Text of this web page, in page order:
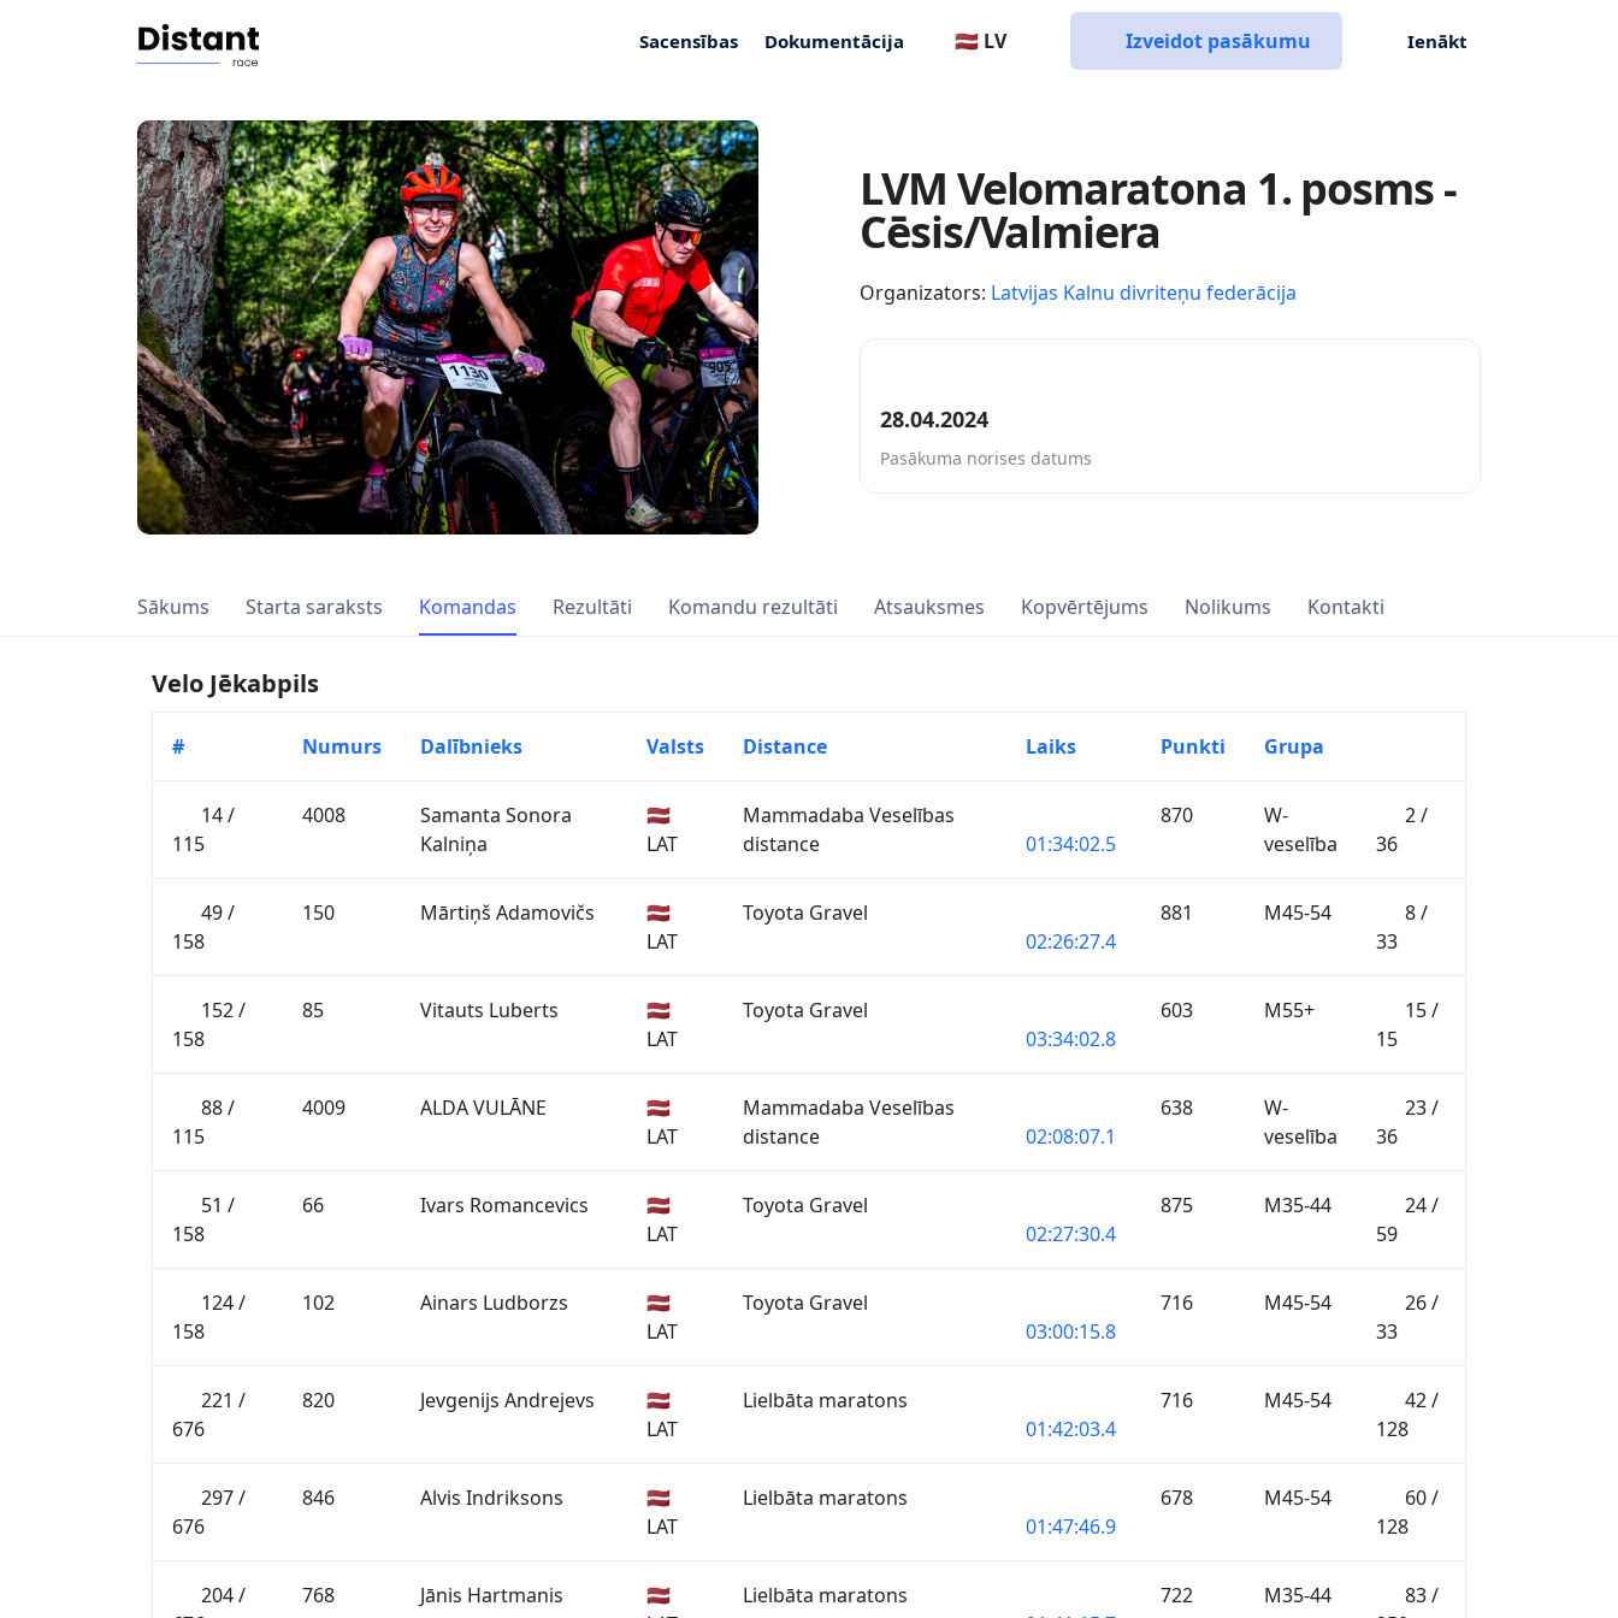
Sacensības Dokumentācija 🇱🇻 LV Izveidot pasākumu Ienākt
LVM Velomaratona 1. posms -
Cēsis/Valmiera
Organizators: Latvijas Kalnu divriteņu federācija
28.04.2024
Pasākuma norises datums
Sākums Starta saraksts Komandas Rezultāti Komandu rezultāti Atsauksmes Kopvērtējums Nolikums Kontakti
Velo Jēkabpils
# Numurs Dalībnieks Valsts Distance Laiks Punkti Grupa
14 /
115
4008
Samanta Sonora
Kalniņa
🇱🇻
LAT
Mammadaba Veselības
distance
01:34:02.5
870
W-
veselība
2 /
36
49 /
158
150 Mārtiņš Adamovičs
🇱🇻
LAT
Toyota Gravel
02:26:27.4
881 M45-54
8 /
33
152 /
158
85 Vitauts Luberts
🇱🇻
LAT
Toyota Gravel
03:34:02.8
603 M55+
15 /
15
88 /
115
4009 ALDA VULĀNE
🇱🇻
LAT
Mammadaba Veselības
distance
02:08:07.1
638
W-
veselība
23 /
36
51 /
158
66 Ivars Romancevics
🇱🇻
LAT
Toyota Gravel
02:27:30.4
875 M35-44
24 /
59
124 /
158
102 Ainars Ludborzs
🇱🇻
LAT
Toyota Gravel
03:00:15.8
716 M45-54
26 /
33
221 /
676
820 Jevgenijs Andrejevs
🇱🇻
LAT
Lielbāta maratons
01:42:03.4
716 M45-54
42 /
128
297 /
676
846 Alvis Indriksons
🇱🇻
LAT
Lielbāta maratons
01:47:46.9
678 M45-54
60 /
128
204 /
768 Jānis Hartmanis
🇱🇻
Lielbāta maratons
722 M35-44
83 /